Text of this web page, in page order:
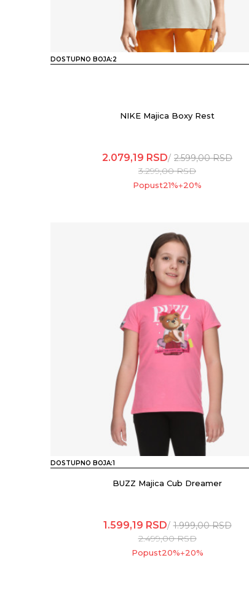
DOSTUPNO BOJA:2
NIKE Majica Boxy Rest
2.079,19 RSD 2.599,00RSD
3.299,00RSD
Popust21%+20%
DOSTUPNO BOJA:1
BUZZ Majica Cub Dreamer
1.599,19 RSD 1.999,00RSD
2.499,00RSD
Popust20%+20%